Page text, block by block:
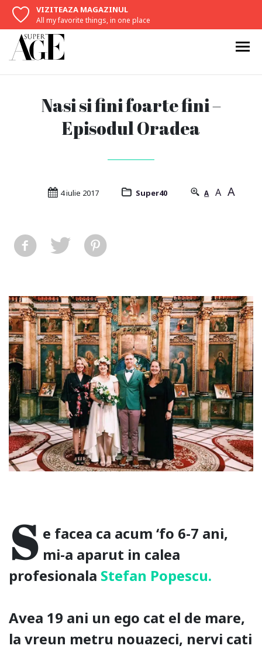
VIZITEAZA MAGAZINUL
All my favorite things, in one place
Nasi si fini foarte fini –
Episodul Oradea
4 iulie 2017 Super40 A A A
S e facea ca acum ‘fo 6-7 ani,
mi-a aparut in calea
profesionala Stefan Popescu.
Avea 19 ani un ego cat el de mare,
la vreun metru nouazeci, nervi cati